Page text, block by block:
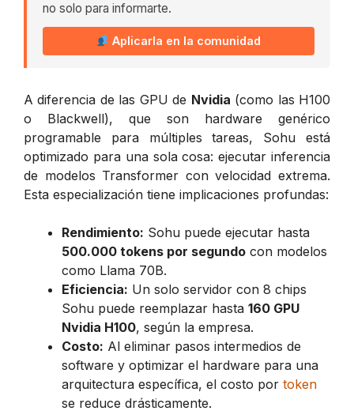
no solo para informarte.
Aplicarla en la comunidad
A diferencia de las GPU de Nvidia (como las H100
o Blackwell), que son hardware genérico
programable para múltiples tareas, Sohu está
optimizado para una sola cosa: ejecutar inferencia
de modelos Transformer con velocidad extrema.
Esta especialización tiene implicaciones profundas:
Rendimiento: Sohu puede ejecutar hasta
500.000 tokens por segundo con modelos
como Llama 70B.
Eficiencia: Un solo servidor con 8 chips
Sohu puede reemplazar hasta 160 GPU
Nvidia H100, según la empresa.
Costo: Al eliminar pasos intermedios de
software y optimizar el hardware para una
arquitectura específica, el costo por token
se reduce drásticamente.